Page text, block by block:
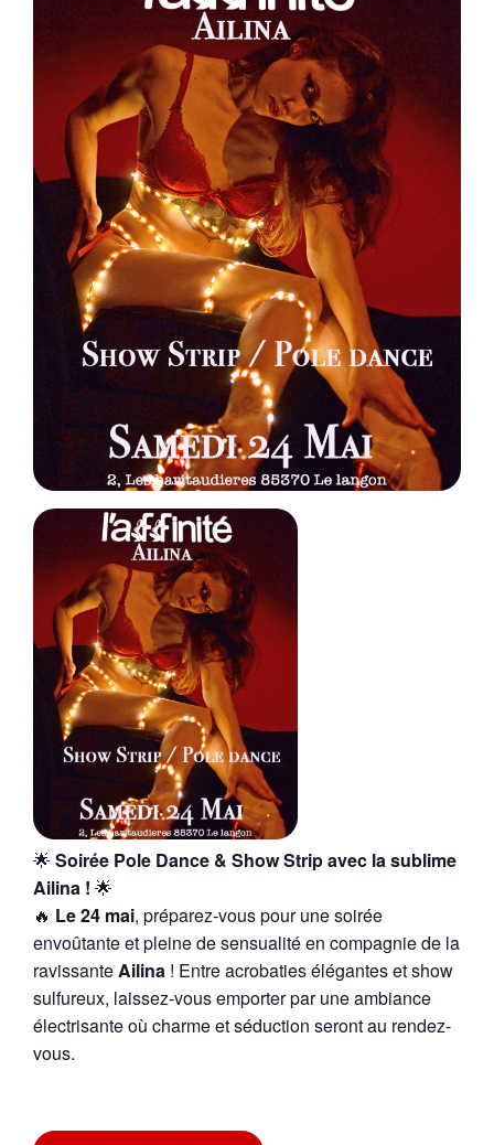
🌟 Soirée Pole Dance & Show Strip avec la sublime
Ailina ! 🌟
🔥 Le 24 mai, préparez-vous pour une soirée
envoûtante et pleine de sensualité en compagnie de la
ravissanteAilina ! Entre acrobaties élégantes et show
sulfureux, laissez-vous emporter par une ambiance
électrisante où charme et séduction seront au rendez-
vous.